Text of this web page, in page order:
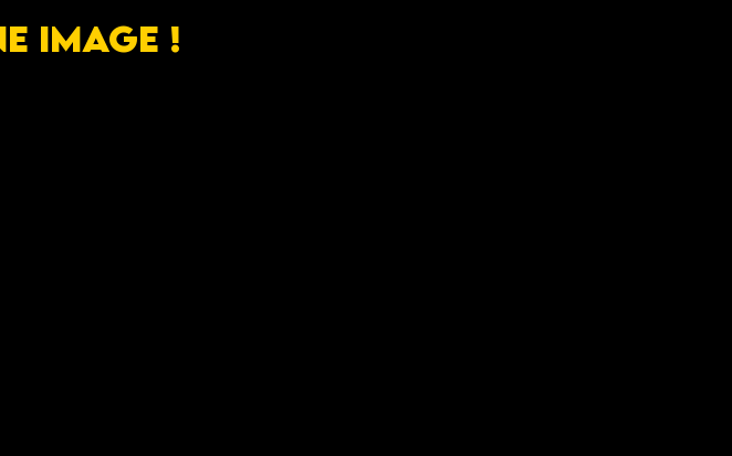
image !